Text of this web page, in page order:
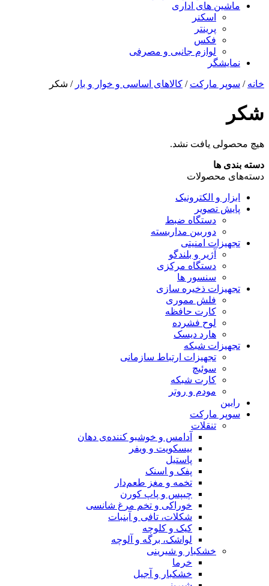
ماشین های اداری
اسکنر
پرینتر
فکس
لوازم جانبی و مصرفی
نمایشگر
خانه / سوپر مارکت / کالاهای اساسی و خوار و بار / شکر
شکر
هیچ محصولی یافت نشد.
دسته بندی ها
دسته‌های محصولات
ابزار و الکترونیک
پایش تصویر
دستگاه ضبط
دوربین مداربسته
تجهیزات امنیتی
آژیر و بلندگو
دستگاه مرکزی
سنسور ها
تجهیزات ذخیره سازی
فلش مموری
کارت حافظه
لوح فشرده
هارد دیسک
تجهیزات شبکه
تجهیزات ارتباط سازمانی
سوئیچ
کارت شبکه
مودم و روتر
رابین
سوپر مارکت
تنقلات
آدامس و خوشبو کننده‌ی دهان
بیسکویت و ویفر
پاستیل
پفک و اسنک
تخمه و مغز طعم‌دار
چیپس و پاپ کورن
خوراکی و تخم مرغ شانسی
شکلات، تافی و آبنبات
کیک و کلوچه
لواشک، برگه و آلوچه
خشکبار و شیرینی
خرما
خشکبار و آجیل